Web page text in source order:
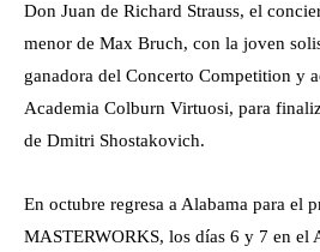
Don Juan de Richard Strauss, el
menor de Max Bruch, con la joven
ganadora del Concerto Competition y
Academia Colburn Virtuosi, para
de Dmitri Shostakovich.
En octubre regresa a Alabama para el
MASTERWORKS, los días 6 y 7 en el